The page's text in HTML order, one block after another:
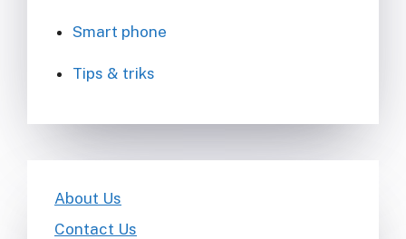
Smart phone
Tips & triks
About Us
Contact Us